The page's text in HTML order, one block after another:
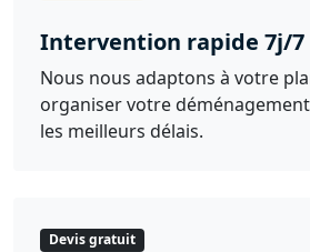
Intervention rapide 7j/7
Nous nous adaptons à votre
organiser votre
les meilleurs délais.
Devis gratuit